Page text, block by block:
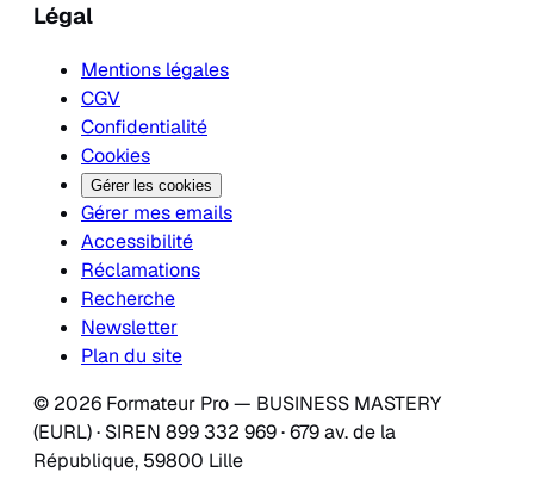
Légal
Mentions légales
CGV
Confidentialité
Cookies
Gérer les cookies
Gérer mes emails
Accessibilité
Réclamations
Recherche
Newsletter
Plan du site
© 2026 Formateur Pro — BUSINESS MASTERY
(EURL) · SIREN 899 332 969 · 679 av. de la
République, 59800 Lille